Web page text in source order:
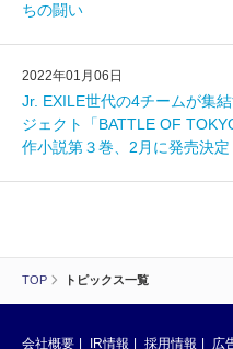
TOP トピックス一覧
ちの闘い
2022年01月06日
Jr. EXILE世代の4チームが集
ジェクト「BATTLE OF
作小説第３巻、2月に発売決定
会社概要 IR情報 採用情報 広